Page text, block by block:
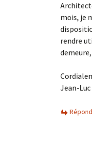
mois, je
rendre
Jean-Luc